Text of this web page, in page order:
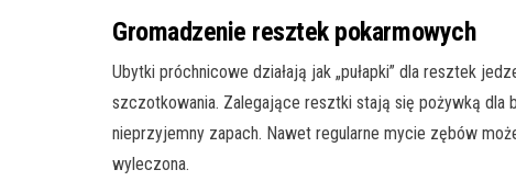
Gromadzenie resztek pokarmowych
Ubytki próchnicowe działają jak „pułapki” dla resztek
szczotkowania. Zalegające resztki stają się pożywką dla
nieprzyjemny zapach. Nawet regularne mycie zębów
wyleczona.